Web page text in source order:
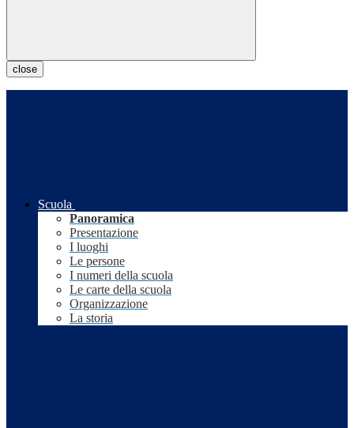
close
Scuola
Panoramica
Presentazione
I luoghi
Le persone
I numeri della scuola
Le carte della scuola
Organizzazione
La storia